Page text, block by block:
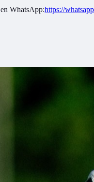
en WhatsApp:https://